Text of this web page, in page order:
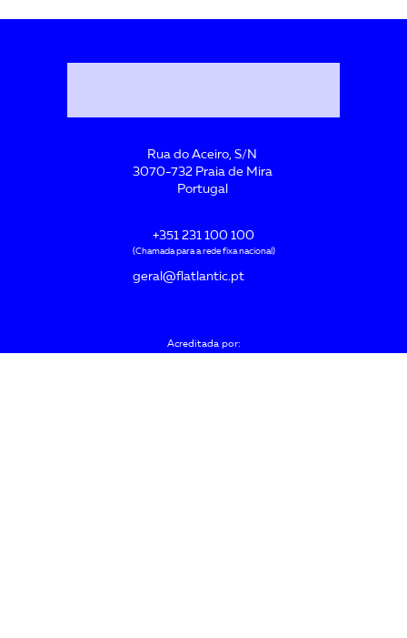
Rua do Aceiro, S/N
3070-732 Praia de Mira
Portugal
+351 231 100 100
(Chamada para a rede fixa nacional)
geral@flatlantic.pt
Acreditada por: